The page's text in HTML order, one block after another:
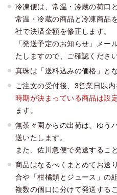
冷凍便は、常温・冷蔵の荷口
常温・冷蔵の商品と冷凍商品
社で決済金額を修正します。
「発送予定のお知らせ」メ
たしますので、ご確認くださ
真珠は「送料込みの価格」と
ご注文の受付後、3営業日以内
時期が決まっている商品は設
ます。
無茶々園からの出荷は、ゆう
送いたします。
また、佐川急便で発送するこ
商品はなるべくまとめてお送
合や「柑橘類とジュース」の
複数の個口に分けて発送する